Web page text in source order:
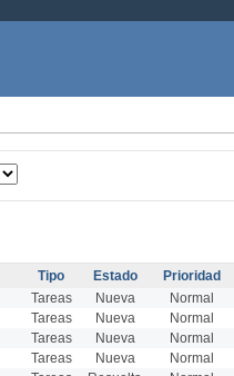
Tipo Estado Prioridad
Tareas Nueva Normal
Tareas Nueva Normal
Tareas Nueva Normal
Tareas Nueva Normal